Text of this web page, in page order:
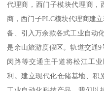
代理商，西门子模块代理商，
商，西门子PLC模块代理商建
备、引入万余款各式工业自动
是余山旅游度假区。轨道交通
闵路等交通主干道将松江工
利。建立现代化仓储基地、积